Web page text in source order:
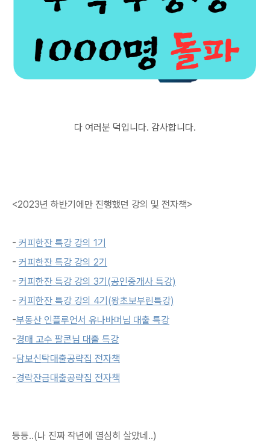
다 여러분 덕입니다. 감사합니다.
<2023년 하반기에만 진행했던 강의 및 전자책>
- 커피한잔 특강 강의 1기
- 커피한잔 특강 강의 2기
- 커피한잔 특강 강의 3기(공인중개사 특강)
- 커피한잔 특강 강의 4기(왕초보부린특강)
-부동산 인플루언서 유나바머님 대출 특강
-경매 고수 팔콘님 대출 특강
-담보신탁대출공략집 전자책
-경락잔금대출공략집 전자책
등등..(나 진짜 작년에 열심히 살았네..)